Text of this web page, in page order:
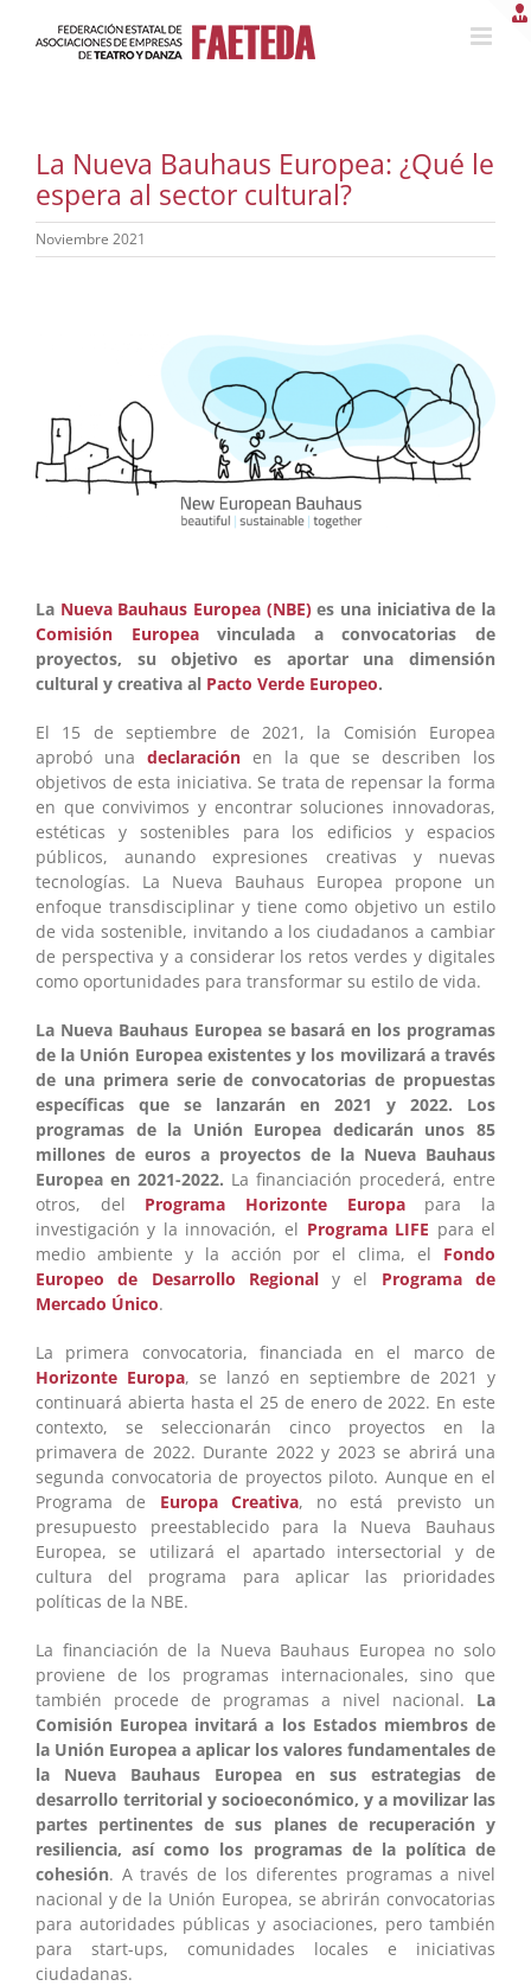
La Nueva Bauhaus Europea: ¿Qué le
espera al sector cultural?
Noviembre 2021
La Nueva Bauhaus Europea (NBE)es una iniciativa de la
Comisión Europeavinculada a convocatorias de
proyectos, su objetivo es aportar una dimensión
cultural y creativa al Pacto Verde Europeo.
El 15 de septiembre de 2021, la Comisión Europea
aprobó una declaraciónen la que se describen los
objetivos de esta iniciativa. Se trata de repensar la forma
en que convivimos y encontrar soluciones innovadoras,
estéticas y sostenibles para los edificios y espacios
públicos, aunando expresiones creativas y nuevas
tecnologías. La Nueva Bauhaus Europea propone un
enfoque transdisciplinar y tiene como objetivo un estilo
de vida sostenible, invitando a los ciudadanos a cambiar
de perspectiva y a considerar los retos verdes y digitales
como oportunidades para transformar su estilo de vida.
La Nueva Bauhaus Europea se basará en los programas
de la Unión Europea existentes y los movilizará a través
de una primera serie de convocatorias de propuestas
específicas que se lanzarán en 2021 y 2022.
Los
programas de la Unión Europea dedicarán unos 85
millones de euros a proyectos de la Nueva Bauhaus
Europea en 2021-2022. La financiación procederá, entre
otros, del Programa Horizonte Europapara la
investigación y la innovación, el Programa LIFE para el
medio ambiente y la acción por el clima, el Fondo
Europeo de Desarrollo Regionaly el Programa de
Mercado Único.
La primera convocatoria, financiada en el marco de
Horizonte Europa, se lanzó en septiembre de 2021 y
continuará abierta hasta el 25 de enero de 2022. En este
contexto, se seleccionarán cinco proyectos en la
primavera de 2022. Durante 2022 y 2023 se abrirá una
segunda convocatoria de proyectos piloto. Aunque en el
Programa de Europa Creativa, no está previsto un
presupuesto preestablecido para la Nueva Bauhaus
Europea, se utilizará el apartado intersectorial y de
cultura del programa para aplicar las prioridades
políticas de la NBE.
La financiación de la Nueva Bauhaus Europea no solo
proviene de los programas internacionales, sino que
también procede de programas a nivel nacional. La
Comisión Europea invitará a los Estados miembros de
la Unión Europea a aplicar los valores fundamentales de
la Nueva Bauhaus Europea en sus estrategias de
desarrollo territorial y socioeconómico, y a movilizar las
partes pertinentes de sus planes de recuperación y
resiliencia, así como los programas de la política de
cohesión. A través de los diferentes programas a nivel
nacional y de la Unión Europea, se abrirán convocatorias
para autoridades públicas y asociaciones, pero también
para start-ups, comunidades locales e iniciativas
ciudadanas.